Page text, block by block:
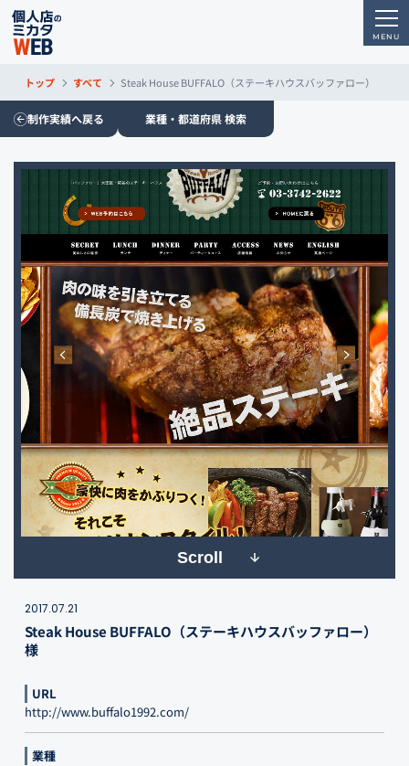
トップ すべて Steak House BUFFALO（ステーキハウスバッファロー）
制作実績へ戻る 業種・都道府県 検索
Scroll
2017.07.21
Steak House BUFFALO（ステーキハウスバッファロー）
様
URL
http://www.buffalo1992.com/
業種